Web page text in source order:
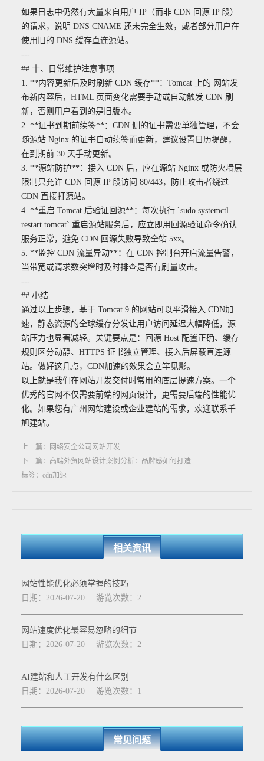
如果日志中仍然有大量来自用户 IP（而非 CDN 回源 IP 段）
的请求，说明 DNS CNAME 还未完全生效，或者部分用户在
使用旧的 DNS 缓存直连源站。
---
## 十、日常维护注意事项
1. **内容更新后及时刷新 CDN 缓存**：Tomcat 上的 网站发
布新内容后，HTML 页面变化需要手动或自动触发 CDN 刷
新，否则用户看到的是旧版本。
2. **证书到期前续签**：CDN 侧的证书需要单独管理，不会
随源站 Nginx 的证书自动续签而更新，建议设置日历提醒，
在到期前 30 天手动更新。
3. **源站防护**：接入 CDN 后，应在源站 Nginx 或防火墙层
限制只允许 CDN 回源 IP 段访问 80/443，防止攻击者绕过
CDN 直接打源站。
4. **重启 Tomcat 后验证回源**：每次执行 `sudo systemctl
restart tomcat` 重启源站服务后，应立即用回源验证命令确认
服务正常，避免 CDN 回源失败导致全站 5xx。
5. **监控 CDN 流量异动**：在 CDN 控制台开启流量告警，
当带宽或请求数突增时及时排查是否有刷量攻击。
---
## 小结
通过以上步骤，基于 Tomcat 9 的网站可以平滑接入 CDN加
速，静态资源的全球缓存分发让用户访问延迟大幅降低，源
站压力也显著减轻。关键要点是：回源 Host 配置正确、缓存
规则区分动静、HTTPS 证书独立管理、接入后屏蔽直连源
站。做好这几点，CDN加速的效果会立竿见影。
以上就是我们在网站开发交付时常用的底层提速方案。一个
优秀的官网不仅需要前端的网页设计，更需要后端的性能优
化。如果您有广州网站建设或企业建站的需求，欢迎联系千
旭建站。
上一篇：网络安全公司网站开发
下一篇：高端外贸网站设计案例分析：品牌感如何打造
标签：cdn加速
相关资讯
网站性能优化必须掌握的技巧
日期：2026-07-20
游览次数：2
网站速度优化最容易忽略的细节
日期：2026-07-20
游览次数：2
AI建站和人工开发有什么区别
日期：2026-07-20
游览次数：1
常见问题